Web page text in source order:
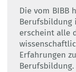
Die vom BIBB
Berufsbildung
erscheint alle
Erfahrungen
Berufsbildung.